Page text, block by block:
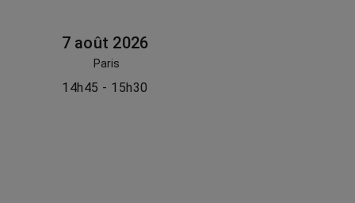
7 août 2026
Paris
14h45 - 15h30